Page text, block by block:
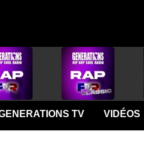
TV VIDÉOS